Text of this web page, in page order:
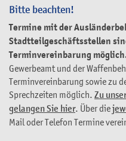
Bitte beachten!
Termine mit der
Stadtteilgeschäftsstellen
Terminvereinbarung
Gewerbeamt und der
Terminvereinbarung sowie zu
Sprechzeiten möglich. Zu
gelangen Sie hier. Über die
Mail oder Telefon Termine